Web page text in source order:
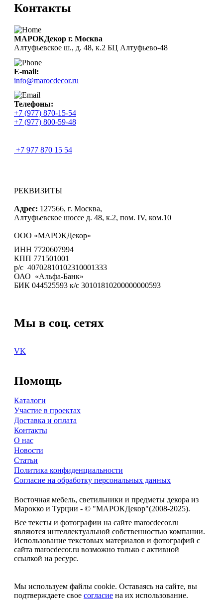
Контакты
МАРОКДекор г. Москва
Алтуфьевское ш., д. 48, к.2 БЦ Алтуфьево-48
E-mail:
info@marocdecor.ru
Телефоны:
+7 (977) 870-15-54
+7 (977) 800-59-48
+7 977 870 15 54
РЕКВИЗИТЫ
Адрес: 127566, г. Москва,
Алтуфьевское шоссе д. 48, к.2, пом. IV, ком.10
ООО «МАРОКДекор»
ИНН 7720607994
КПП 771501001
р/с 40702810102310001333
ОАО «Альфа-Банк»
БИК 044525593 к/с 30101810200000000593
Мы в соц. сетях
VK
Помощь
Каталоги
Участие в проектах
Доставка и оплата
Контакты
О нас
Новости
Статьи
Политика конфиденциальности
Согласие на обработку персональных данных
Восточная мебель, светильники и предметы декора из
Марокко и Турции - © "МАРОКДекор"(2008-2025).
Все тексты и фотографии на сайте marocdecor.ru
являются интеллектуальной собственностью компании.
Использование текстовых материалов и фотографий с
сайта marocdecor.ru возможно только с активной
ссылкой на ресурс.
Мы используем файлы cookie. Оставаясь на сайте, вы
подтверждаете свое согласие на их использование.